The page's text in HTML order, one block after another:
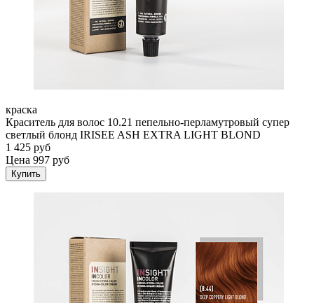
краска
Краситель для волос 10.21 пепельно-перламутровый супер
светлый блонд IRISEE ASH EXTRA LIGHT BLOND
1 425 руб
Цена 997 руб
Купить